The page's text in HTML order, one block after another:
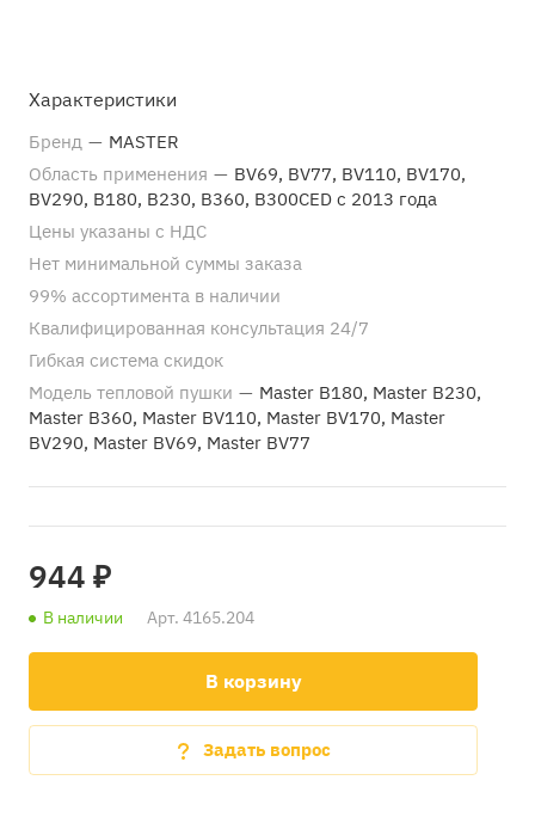
Характеристики
Бренд — MASTER
Область применения — BV69, BV77, BV110, BV170,
BV290, B180, B230, B360, B300CED с 2013 года
Цены указаны с НДС
Нет минимальной суммы заказа
99% ассортимента в наличии
Квалифицированная консультация 24/7
Гибкая система скидок
Модель тепловой пушки — Master B180, Master B230,
Master B360, Master BV110, Master BV170, Master
BV290, Master BV69, Master BV77
944 ₽
В наличии Арт. 4165.204
В корзину
Задать вопрос